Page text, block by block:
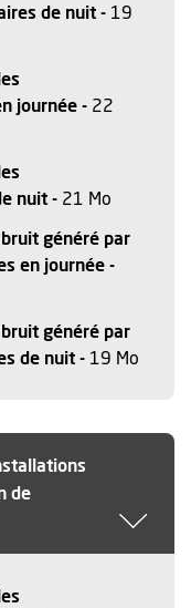
de nuit - 19
journée - 22
nuit - 21 Mo
généré par
en journée -
généré par
de nuit - 19 Mo
de